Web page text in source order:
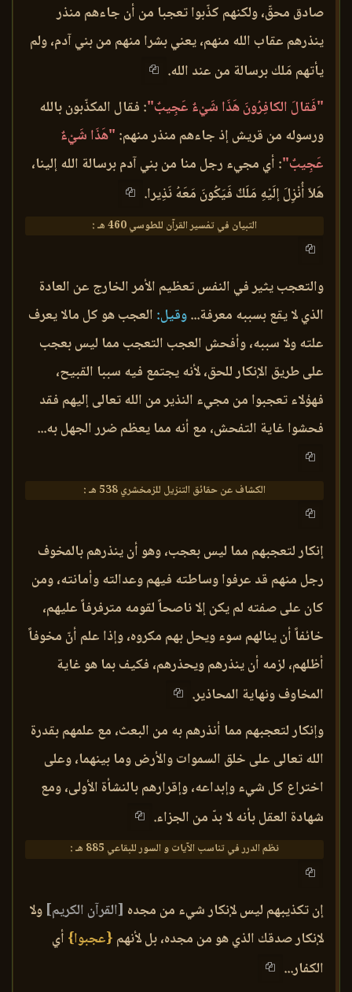
صادق محقّ، ولكنهم كذّبوا تعجبا من أن جاءهم منذر
ينذرهم عقاب الله منهم، يعني بشرا منهم من بني آدم، ولم
يأتهم مَلك برسالة من عند الله.
"فَقالَ الكافِرُونَ هَذَا شَيْءٌ عَجِيبٌ": فقال المكذّبون بالله
ورسوله من قريش إذ جاءهم منذر منهم: "هَذَا شَيْءٌ
عَجِيبٌ": أي مجيء رجل منا من بني آدم برسالة الله إلينا،
هَلاّ أُنْزِلَ إلَيْهِ مَلَكٌ فَيَكُونَ مَعَهُ نَذِيرا.
التبيان في تفسير القرآن للطوسي 460 هـ :
والتعجب يثير في النفس تعظيم الأمر الخارج عن العادة
الذي لا يقع بسببه معرفة...وقيل: العجب هو كل مالا يعرف
علته ولا سببه، وأفحش العجب التعجب مما ليس بعجب
على طريق الإنكار للحق، لأنه يجتمع فيه سببا القبيح،
فهؤلاء تعجبوا من مجيء النذير من الله تعالى إليهم فقد
فحشوا غاية التفحش، مع أنه مما يعظم ضرر الجهل به...
الكشاف عن حقائق التنزيل للزمخشري 538 هـ :
إنكار لتعجبهم مما ليس بعجب، وهو أن ينذرهم بالمخوف
رجل منهم قد عرفوا وساطته فيهم وعدالته وأمانته، ومن
كان على صفته لم يكن إلا ناصحاً لقومه مترفرفاً عليهم،
خائفاً أن ينالهم سوء ويحل بهم مكروه، وإذا علم أنّ مخوفاً
أظلهم، لزمه أن ينذرهم ويحذرهم، فكيف بما هو غاية
المخاوف ونهاية المحاذير.
وإنكار لتعجبهم مما أنذرهم به من البعث، مع علمهم بقدرة
الله تعالى على خلق السموات والأرض وما بينهما، وعلى
اختراع كل شيء وإبداعه، وإقرارهم بالنشأة الأولى، ومع
شهادة العقل بأنه لا بدّ من الجزاء.
نظم الدرر في تناسب الآيات و السور للبقاعي 885 هـ :
إن تكذيبهم ليس لإنكار شيء من مجده [القرآن الكريم] ولا
لإنكار صدقك الذي هو من مجده، بل لأنهم {عجبوا} أي
الكفار...